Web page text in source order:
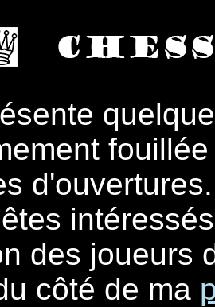
des joueurs
côté de ma